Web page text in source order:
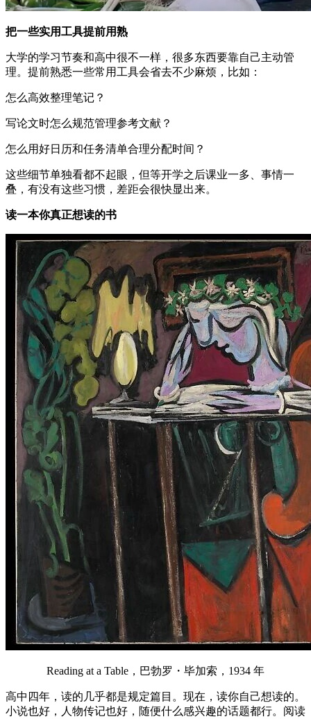
把一些实用工具提前用熟
大学的学习节奏和高中很不一样，很多东西要靠自己主动管
理。提前熟悉一些常用工具会省去不少麻烦，比如：
怎么高效整理笔记？
写论文时怎么规范管理参考文献？
怎么用好日历和任务清单合理分配时间？
这些细节单独看都不起眼，但等开学之后课业一多、事情一
叠，有没有这些习惯，差距会很快显出来。
读一本你真正想读的书
Reading at a Table，巴勃罗・毕加索，1934 年
高中四年，读的几乎都是规定篇目。现在，读你自己想读的。
小说也好，人物传记也好，随便什么感兴趣的话题都行。阅读